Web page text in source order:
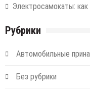
Электросамокаты:
Рубрики
Автомобильные
Без рубрики